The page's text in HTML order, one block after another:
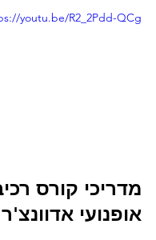
youtu.be/R2_2Pdd-QCg
מדריכי קורס
אופנועי אדוונצ'ר